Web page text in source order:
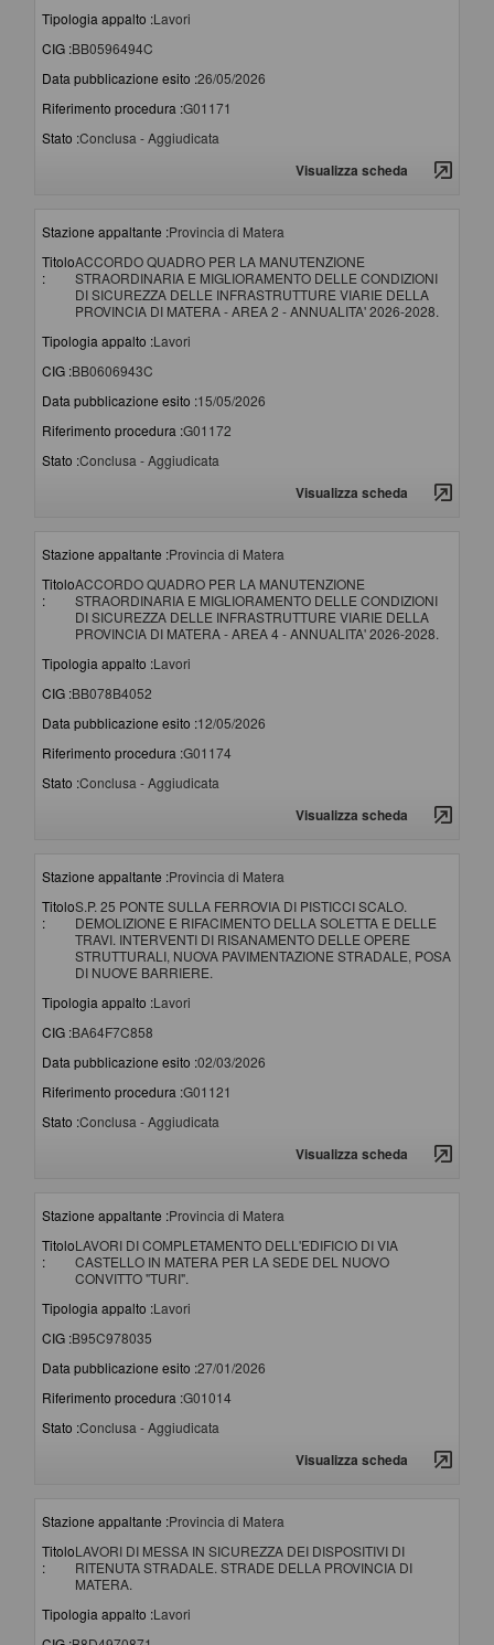
Tipologia appalto :Lavori
CIG :BB0596494C
Data pubblicazione esito :26/05/2026
Riferimento procedura :G01171
Stato :Conclusa - Aggiudicata
Visualizza scheda
Stazione appaltante :Provincia di Matera
Titolo
:
ACCORDO QUADRO PER LA MANUTENZIONE
STRAORDINARIA E MIGLIORAMENTO DELLE CONDIZIONI
DI SICUREZZA DELLE INFRASTRUTTURE VIARIE DELLA
PROVINCIA DI MATERA - AREA 2 - ANNUALITA' 2026-2028.
Tipologia appalto :Lavori
CIG :BB0606943C
Data pubblicazione esito :15/05/2026
Riferimento procedura :G01172
Stato :Conclusa - Aggiudicata
Visualizza scheda
Stazione appaltante :Provincia di Matera
Titolo
:
ACCORDO QUADRO PER LA MANUTENZIONE
STRAORDINARIA E MIGLIORAMENTO DELLE CONDIZIONI
DI SICUREZZA DELLE INFRASTRUTTURE VIARIE DELLA
PROVINCIA DI MATERA - AREA 4 - ANNUALITA' 2026-2028.
Tipologia appalto :Lavori
CIG :BB078B4052
Data pubblicazione esito :12/05/2026
Riferimento procedura :G01174
Stato :Conclusa - Aggiudicata
Visualizza scheda
Stazione appaltante :Provincia di Matera
Titolo
:
S.P. 25 PONTE SULLA FERROVIA DI PISTICCI SCALO.
DEMOLIZIONE E RIFACIMENTO DELLA SOLETTA E DELLE
TRAVI. INTERVENTI DI RISANAMENTO DELLE OPERE
STRUTTURALI, NUOVA PAVIMENTAZIONE STRADALE, POSA
DI NUOVE BARRIERE.
Tipologia appalto :Lavori
CIG :BA64F7C858
Data pubblicazione esito :02/03/2026
Riferimento procedura :G01121
Stato :Conclusa - Aggiudicata
Visualizza scheda
Stazione appaltante :Provincia di Matera
Titolo
:
LAVORI DI COMPLETAMENTO DELL'EDIFICIO DI VIA
CASTELLO IN MATERA PER LA SEDE DEL NUOVO
CONVITTO "TURI".
Tipologia appalto :Lavori
CIG :B95C978035
Data pubblicazione esito :27/01/2026
Riferimento procedura :G01014
Stato :Conclusa - Aggiudicata
Visualizza scheda
Stazione appaltante :Provincia di Matera
Titolo
:
LAVORI DI MESSA IN SICUREZZA DEI DISPOSITIVI DI
RITENUTA STRADALE. STRADE DELLA PROVINCIA DI
MATERA.
Tipologia appalto :Lavori